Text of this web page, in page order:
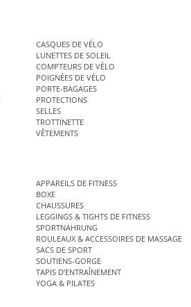
CASQUES DE VÉLO
LUNETTES DE SOLEIL
COMPTEURS DE VÉLO
POIGNÉES DE VÉLO
PORTE-BAGAGES
PROTECTIONS
SELLES
TROTTINETTE
VÊTEMENTS
APPAREILS DE FITNESS
BOXE
CHAUSSURES
LEGGINGS & TIGHTS DE FITNESS
SPORTNAHRUNG
ROULEAUX & ACCESSOIRES DE MASSAGE
SACS DE SPORT
SOUTIENS-GORGE
TAPIS D’ENTRAÎNEMENT
YOGA & PILATES